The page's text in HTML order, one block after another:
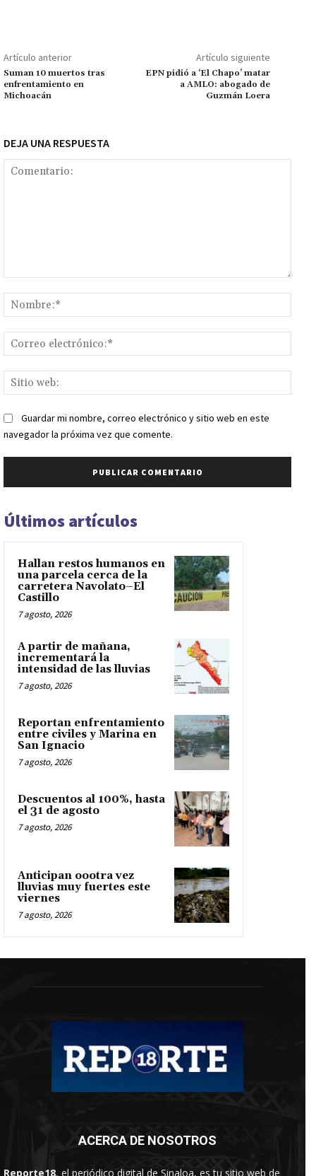
o
k
p
p
ge
r
m Li
n
k
p
ar
tir
Artículo anterior
Suman 10 muertos tras
enfrentamiento en
Michoacán
Artículo siguiente
EPN pidió a ‘El Chapo’ matar
a AMLO: abogado de
Guzmán Loera
DEJA UNA RESPUESTA
web:
Guardar mi nombre, correo electrónico y sitio web en este
navegador la próxima vez que comente.
Últimos artículos
Hallan restos humanos en
una parcela cerca de la
carretera Navolato–El
Castillo
7 agosto, 2026
A partir de mañana,
incrementará la
intensidad de las lluvias
7 agosto, 2026
Reportan enfrentamiento
entre civiles y Marina en
San Ignacio
7 agosto, 2026
Descuentos al 100%, hasta
el 31 de agosto
7 agosto, 2026
Anticipan oootra vez
lluvias muy fuertes este
viernes
7 agosto, 2026
ACERCA DE NOSOTROS
Reporte18, el periódico digital de Sinaloa, es tu sitio web de